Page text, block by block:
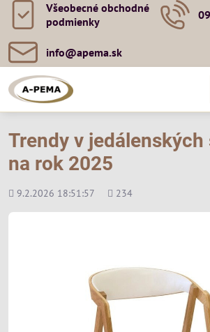
Všeobecné obchodné
podmienky
info​@apema​.sk
Trendy v
na rok 2025
Pridané
9.2.2026 18:51:57
Počet
234